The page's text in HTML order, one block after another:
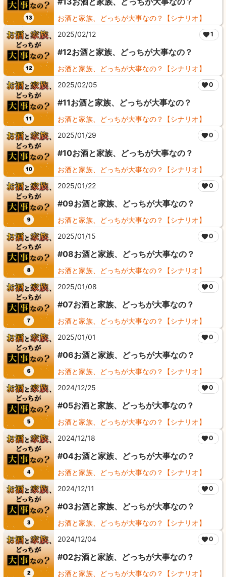
お酒と家族、どっちが大事なの？【シナリオ】
2025/02/12
1
#12お酒と家族、どっちが大事なの？
お酒と家族、どっちが大事なの？【シナリオ】
2025/02/05
0
#11お酒と家族、どっちが大事なの？
お酒と家族、どっちが大事なの？【シナリオ】
2025/01/29
0
#10お酒と家族、どっちが大事なの？
お酒と家族、どっちが大事なの？【シナリオ】
2025/01/22
0
#09お酒と家族、どっちが大事なの？
お酒と家族、どっちが大事なの？【シナリオ】
2025/01/15
0
#08お酒と家族、どっちが大事なの？
お酒と家族、どっちが大事なの？【シナリオ】
2025/01/08
0
#07お酒と家族、どっちが大事なの？
お酒と家族、どっちが大事なの？【シナリオ】
2025/01/01
0
#06お酒と家族、どっちが大事なの？
お酒と家族、どっちが大事なの？【シナリオ】
2024/12/25
0
#05お酒と家族、どっちが大事なの？
お酒と家族、どっちが大事なの？【シナリオ】
2024/12/18
0
#04お酒と家族、どっちが大事なの？
お酒と家族、どっちが大事なの？【シナリオ】
2024/12/11
0
#03お酒と家族、どっちが大事なの？
お酒と家族、どっちが大事なの？【シナリオ】
2024/12/04
0
#02お酒と家族、どっちが大事なの？
お酒と家族、どっちが大事なの？【シナリオ】